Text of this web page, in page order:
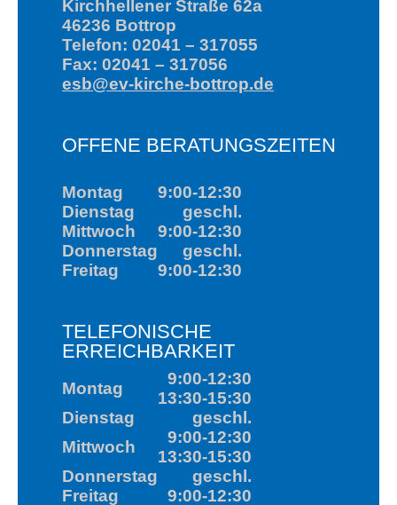
Mittwoch
9:00-12:30
13:30-15:30
Donnerstag
geschl.
Freitag
9:00-12:30